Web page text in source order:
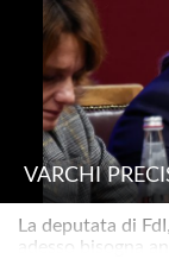
VARCHI
La deputata di
adesso bisogna